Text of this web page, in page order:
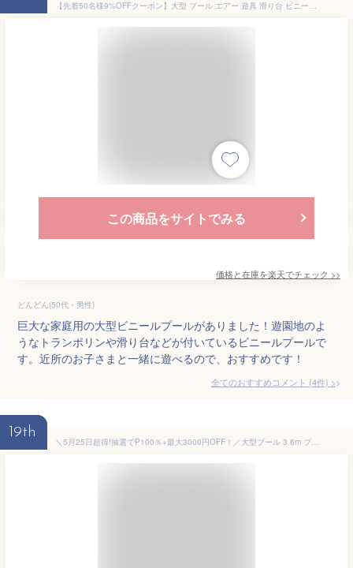
【先着50名様9%OFFクーポン】大型 プール エアー 遊具 滑り台 ビニールプール 大型プール トランポリン すべり台 大型遊具 エアー遊具 キッズハウス プレイハウス プレゼント 子供の日 ギフト お祝い 誕生日プレゼント
この商品をサイトでみる
価格と在庫を楽天でチェック >>
どんどん(50代・男性)
巨大な家庭用の大型ビニールプールがありました！遊園地のよ
うなトランポリンや滑り台などが付いているビニールプールで
す。近所のお子さまと一緒に遊べるので、おすすめです！
全てのおすすめコメント (4件) >
19th
＼5月25日超得!抽選でP100％+最大3000円OFF！／大型プール 3.6m プール BIGサイズ 直径3.6m 超大型 360cm ジャンボパーティープール キャップ付き 大型排水口付き リペアキット付き プール 家庭用プール ビニールプール 大型 ###プールRPL57273###